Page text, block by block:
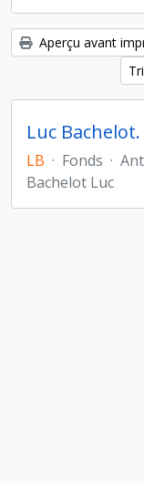
Aperçu avant
LB · Fonds ·
Bachelot Luc